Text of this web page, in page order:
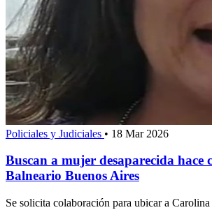
Policiales y Judiciales • 18 Mar 2026
Buscan a mujer desaparecida hace
Balneario Buenos Aires
Se solicita colaboración para ubicar a